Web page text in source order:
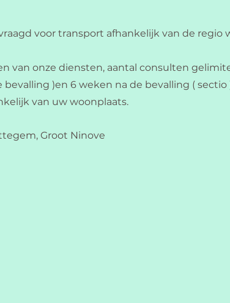
voor transport afhankelijk van de regio
van onze diensten, aantal consulten
)en 6 weken na de bevalling (
van uw woonplaats.
Groot Ninove